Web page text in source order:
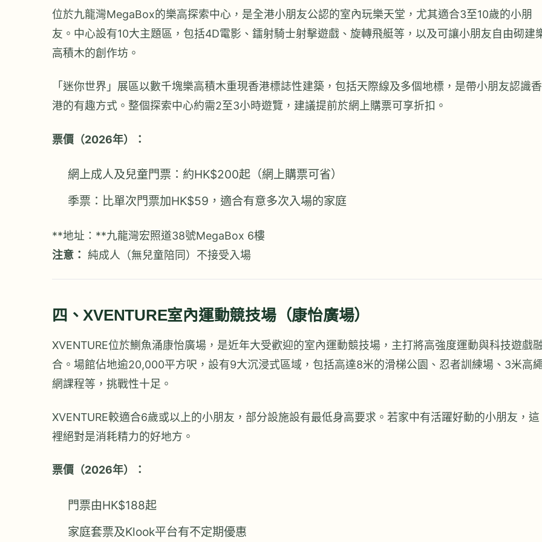
位於九龍灣MegaBox的樂高探索中心，是全港小朋友公認的室內玩樂天堂，尤其適合3至10歲的小朋
友。中心設有10大主題區，包括4D電影、鐳射騎士射擊遊戲、旋轉飛艇等，以及可讓小朋友自由砌建
高積木的創作坊。
「迷你世界」展區以數千塊樂高積木重現香港標誌性建築，包括天際線及多個地標，是帶小朋友認識香
港的有趣方式。整個探索中心約需2至3小時遊覽，建議提前於網上購票可享折扣。
票價（2026年）：
網上成人及兒童門票：約HK$200起（網上購票可省）
季票：比單次門票加HK$59，適合有意多次入場的家庭
**地址：**九龍灣宏照道38號MegaBox 6樓
注意： 純成人（無兒童陪同）不接受入場
四、XVENTURE室內運動競技場（康怡廣場）
XVENTURE位於鰂魚涌康怡廣場，是近年大受歡迎的室內運動競技場，主打將高強度運動與科技遊戲
合。場館佔地逾20,000平方呎，設有9大沉浸式區域，包括高達8米的滑梯公園、忍者訓練場、3米高
網課程等，挑戰性十足。
XVENTURE較適合6歲或以上的小朋友，部分設施設有最低身高要求。若家中有活躍好動的小朋友，這
裡絕對是消耗精力的好地方。
票價（2026年）：
門票由HK$188起
家庭套票及Klook平台有不定期優惠